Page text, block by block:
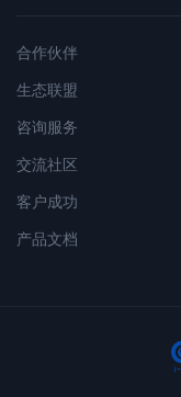
合作伙伴
生态联盟
咨询服务
交流社区
客户成功
产品文档